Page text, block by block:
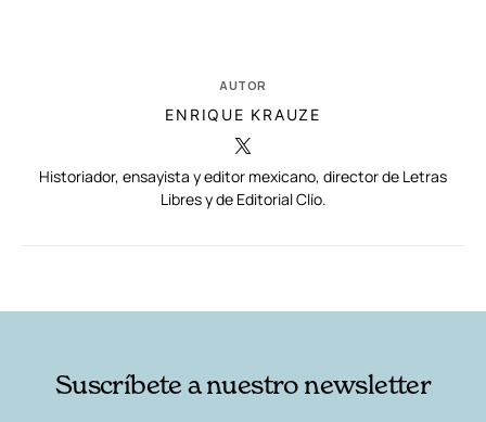
AUTOR
ENRIQUE KRAUZE
Historiador, ensayista y editor mexicano, director de Letras
Libres y de Editorial Clío.
Suscríbete a nuestro newsletter